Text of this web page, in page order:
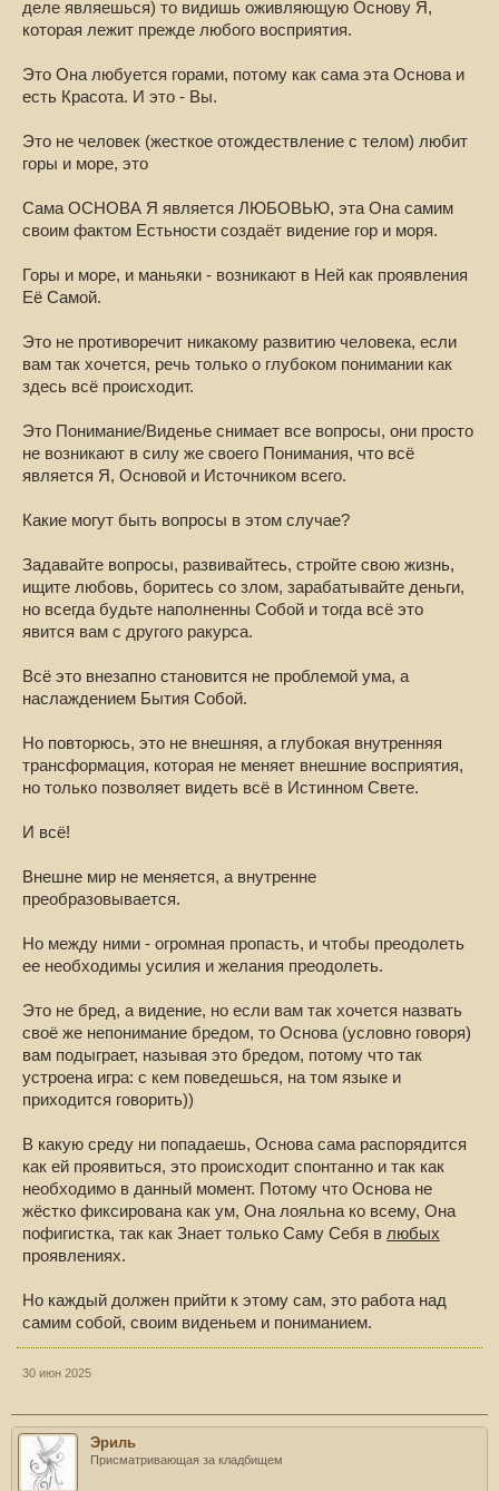
деле являешься) то видишь оживляющую Основу Я,
которая лежит прежде любого восприятия.
Это Она любуется горами, потому как сама эта Основа и
есть Красота. И это - Вы.
Это не человек (жесткое отождествление с телом) любит
горы и море, это
Сама ОСНОВА Я является ЛЮБОВЬЮ, эта Она самим
своим фактом Естьности создаёт видение гор и моря.
Горы и море, и маньяки - возникают в Ней как проявления
Её Самой.
Это не противоречит никакому развитию человека, если
вам так хочется, речь только о глубоком понимании как
здесь всё происходит.
Это Понимание/Виденье снимает все вопросы, они просто
не возникают в силу же своего Понимания, что всё
является Я, Основой и Источником всего.
Какие могут быть вопросы в этом случае?
Задавайте вопросы, развивайтесь, стройте свою жизнь,
ищите любовь, боритесь со злом, зарабатывайте деньги,
но всегда будьте наполненны Собой и тогда всё это
явится вам с другого ракурса.
Всё это внезапно становится не проблемой ума, а
наслаждением Бытия Собой.
Но повторюсь, это не внешняя, а глубокая внутренняя
трансформация, которая не меняет внешние восприятия,
но только позволяет видеть всё в Истинном Свете.
И всё!
Внешне мир не меняется, а внутренне
преобразовывается.
Но между ними - огромная пропасть, и чтобы преодолеть
ее необходимы усилия и желания преодолеть.
Это не бред, а видение, но если вам так хочется назвать
своё же непонимание бредом, то Основа (условно говоря)
вам подыграет, называя это бредом, потому что так
устроена игра: с кем поведешься, на том языке и
приходится говорить))
В какую среду ни попадаешь, Основа сама распорядится
как ей проявиться, это происходит спонтанно и так как
необходимо в данный момент. Потому что Основа не
жёстко фиксирована как ум, Она лояльна ко всему, Она
пофигистка, так как Знает только Саму Себя в любых
проявлениях.
Но каждый должен прийти к этому сам, это работа над
самим собой, своим виденьем и пониманием.
30 июн 2025
Эриль
Присматривающая за кладбищем